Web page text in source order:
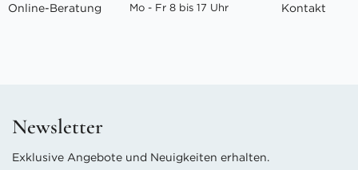
Online-Beratung Mo - Fr 8 bis 17 Uhr Kontakt
Newsletter
Exklusive Angebote und Neuigkeiten erhalten.